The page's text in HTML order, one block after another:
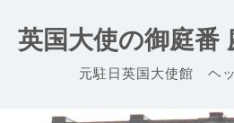
英国大使の御庭番
元駐日英国大使館 ヘ